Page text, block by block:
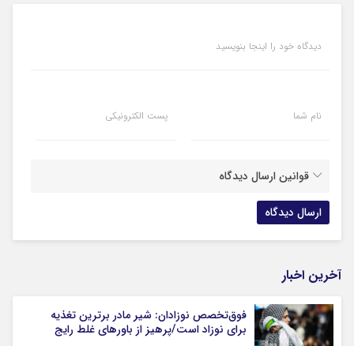
دیدگاه خود را اینجا بنویسید
نام شما پست الکترونیکی
قوانین ارسال دیدگاه
آخرین اخبار
فوق‌تخصص نوزادان: شیر مادر برترین تغذیه
برای نوزاد است/پرهیز از باورهای غلط رایج